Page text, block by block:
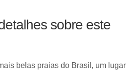
sobre este
belas praias do Brasil, um lugar